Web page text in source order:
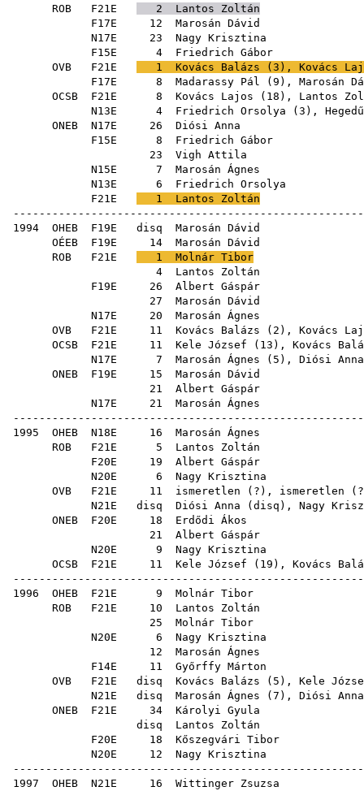
ROB F21E 2
Lantos Zoltán
F17E 12
Marosán Dávid
N17E 23
Nagy Krisztina
F15E 4
Friedrich Gábor
OVB F21E 1 Kovács Balázs ( 3 ), Kovács
F17E 8 Madarassy Pál ( 9 ), Marosán
OCSB F21E 8 Kovács Lajos ( 18 ), Lantos
N13E 4 Friedrich Orsolya ( 3 ),
ONEB N17E 26
Diósi Anna
F15E 8
Friedrich Gábor
23
Vigh Attila
N15E 7
Marosán Ágnes
N13E 6
Friedrich Orsolya
F21E
1
Lantos Zoltán
1994 OHEB F19E disq
Marosán Dávid
OÉEB F19E 14
Marosán Dávid
ROB F21E 1
Molnár Tibor
4
Lantos Zoltán
F19E 26
Albert Gáspár
27
Marosán Dávid
N17E 20
Marosán Ágnes
OVB F21E 11 Kovács Balázs ( 2 ), Kovács
OCSB F21E 11 Kele József ( 13 ), Kovács
N17E 7 Marosán Ágnes ( 5 ), Diósi Anna
ONEB F19E 15
Marosán Dávid
21
Albert Gáspár
N17E 21
Marosán Ágnes
1995 OHEB N18E 16
Marosán Ágnes
ROB F21E 5
Lantos Zoltán
F20E 19
Albert Gáspár
N20E 6
Nagy Krisztina
OVB F21E 11 ismeretlen (?), ismeretlen
N21E disq Diósi Anna ( disq ), Nagy
ONEB F20E 18
Erdődi Ákos
21
Albert Gáspár
N20E 9
Nagy Krisztina
OCSB F21E 11 Kele József ( 19 ), Kovács
1996 OHEB F21E 9
Molnár Tibor
ROB F21E 10
Lantos Zoltán
25
Molnár Tibor
N20E 6
Nagy Krisztina
12
Marosán Ágnes
F14E 11
Győrffy Márton
OVB F21E disq Kovács Balázs ( 5 ), Kele
N21E disq Marosán Ágnes ( 7 ), Diósi Anna
ONEB F21E 34
Károlyi Gyula
disq
Lantos Zoltán
F20E 18
Kőszegvári Tibor
N20E 12
Nagy Krisztina
1997 OHEB N21E 16
Wittinger Zsuzsa